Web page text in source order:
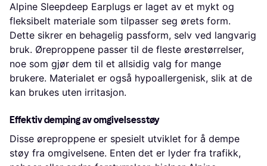
Alpine Sleepdeep Earplugs er laget av et mykt og
fleksibelt materiale som tilpasser seg ørets form.
Dette sikrer en behagelig passform, selv ved langvarig
bruk. Øreproppene passer til de fleste ørestørrelser,
noe som gjør dem til et allsidig valg for mange
brukere. Materialet er også hypoallergenisk, slik at de
kan brukes uten irritasjon.
Effektiv demping av omgivelsesstøy
Disse øreproppene er spesielt utviklet for å dempe
støy fra omgivelsene. Enten det er lyder fra trafikk,